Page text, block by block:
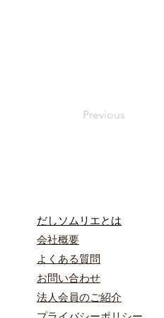
Previous
だしソムリエとは​
会社概要
​よくある質問
お問い合わせ
​法人会員のご紹介